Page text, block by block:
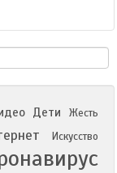
Дети
Жесть
Искусство